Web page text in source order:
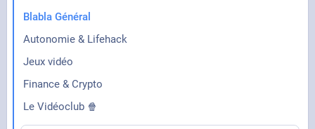
Blabla Général
Autonomie & Lifehack
Jeux vidéo
Finance & Crypto
Le Vidéoclub 🍿